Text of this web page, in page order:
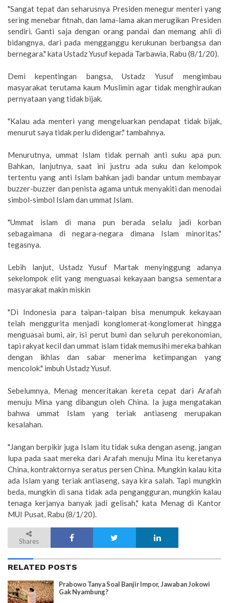
"Sangat tepat dan seharusnya Presiden menegur menteri yang
sering menebar fitnah, dan lama-lama akan merugikan Presiden
sendiri. Ganti saja dengan orang pandai dan memang ahli di
bidangnya, dari pada mengganggu kerukunan berbangsa dan
bernegara." kata Ustadz Yusuf kepada Tarbawia, Rabu (8/1/20).
Demi kepentingan bangsa, Ustadz Yusuf mengimbau
masyarakat terutama kaum Muslimin agar tidak menghiraukan
pernyataan yang tidak bijak.
"Kalau ada menteri yang mengeluarkan pendapat tidak bijak,
menurut saya tidak perlu didengar." tambahnya.
Menurutnya, ummat Islam tidak pernah anti suku apa pun.
Bahkan, lanjutnya, saat ini justru ada suku dan kelompok
tertentu yang anti Islam bahkan jadi bandar untum membayar
buzzer-buzzer dan penista agama untuk menyakiti dan menodai
simbol-simbol Islam dan ummat Islam.
"Ummat islam di mana pun berada selalu jadi korban
sebagaimana di negara-negara dimana Islam minoritas."
tegasnya.
Lebih lanjut, Ustadz Yusuf Martak menyinggung adanya
sekelompok elit yang menguasai kekayaan bangsa sementara
masyarakat makin miskin
"Di Indonesia para taipan-taipan bisa menumpuk kekayaan
telah menggurita menjadi konglomerat-konglomerat hingga
menguasai bumi, air, isi perut bumi dan seluruh perekonomian,
tapi rakyat kecil dan ummat islam tidak memusihi mereka bahkan
dengan ikhlas dan sabar menerima ketimpangan yang
mencolok." imbuh Ustadz Yusuf.
Sebelumnya, Menag menceritakan kereta cepat dari Arafah
menuju Mina yang dibangun oleh China. Ia juga mengatakan
bahwa ummat Islam yang teriak antiaseng merupakan
kesalahan.
"Jangan berpikir juga Islam itu tidak suka dengan aseng, jangan
lupa pada saat mereka dari Arafah menuju Mina itu keretanya
China, kontraktornya seratus persen China. Mungkin kalau kita
ada Islam yang teriak antiaseng, saya kira salah. Tapi mungkin
beda, mungkin di sana tidak ada pengangguran, mungkin kalau
tenaga kerjanya banyak jadi gelisah," kata Menag di Kantor
MUI Pusat, Rabu (8/1/20).
Shares
RELATED POSTS
Prabowo Tanya Soal Banjir Impor, Jawaban Jokowi
Gak Nyambung?